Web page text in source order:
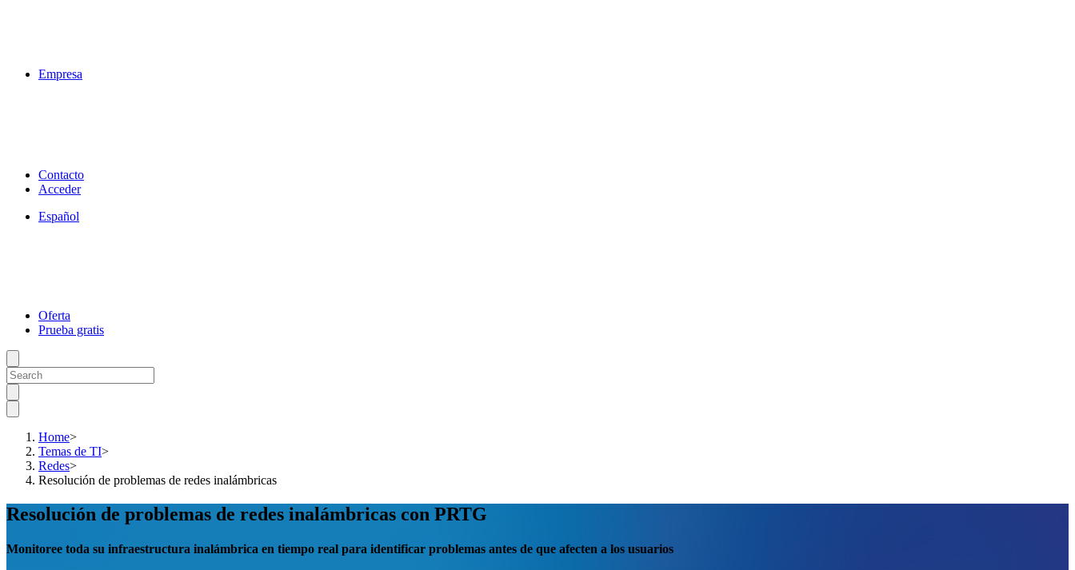
Empresa
Contacto
Acceder
Español
Oferta
Prueba gratis
Home>
Temas de TI>
Redes>
Resolución de problemas de redes inalámbricas
Resolución de problemas de redes inalámbricas con PRTG
Monitoree toda su infraestructura inalámbrica en tiempo real para identificar problemas antes de que afecten a los usuarios